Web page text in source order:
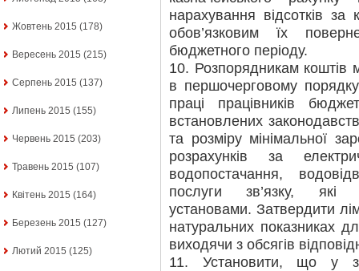
Жовтень 2015 (178)
Вересень 2015 (215)
Серпень 2015 (137)
Липень 2015 (155)
Червень 2015 (203)
Травень 2015 (107)
Квітень 2015 (164)
Березень 2015 (127)
Лютий 2015 (125)
нарахування відсотків
обов’язковим їх
бюджетного періоду.
10. Розпорядникам коштів
в першочерговому
праці працівників
встановлених
та розміру мінімальної
розрахунків за
водопостачання,
послуги зв’язку, які
установами. Затвердити
натуральних показниках
виходячи з обсягів
11. Установити, що у